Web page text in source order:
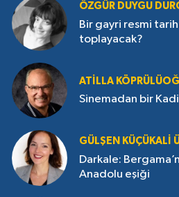
ÖZGÜR DUYGU
Bir gayri resmi
toplayacak?
ATILLA
Sinemadan bir
GÜLŞEN KÜÇÜKALI
Darkale:
Anadolu eşiği